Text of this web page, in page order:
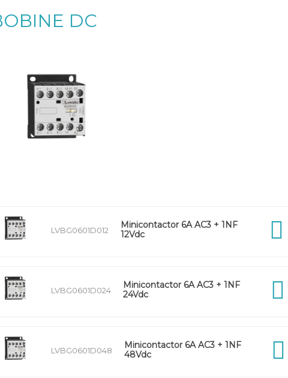
DC
LVBG0601D012
Minicontactor 6A AC3 + 1NF
12Vdc
LVBG0601D024
Minicontactor 6A AC3 + 1NF
24Vdc
LVBG0601D048
Minicontactor 6A AC3 + 1NF
48Vdc